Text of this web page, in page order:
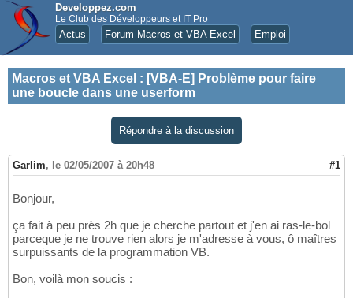
Developpez.com
Le Club des Développeurs et IT Pro
Actus Forum Macros et VBA Excel Emploi
Macros et VBA Excel : [VBA-E] Problème pour faire
une boucle dans une userform
Répondre à la discussion
Garlim, le 02/05/2007 à 20h48 #1
Bonjour,
ça fait à peu près 2h que je cherche partout et j'en ai ras-le-bol
parceque je ne trouve rien alors je m'adresse à vous, ô maîtres
surpuissants de la programmation VB.
Bon, voilà mon soucis :